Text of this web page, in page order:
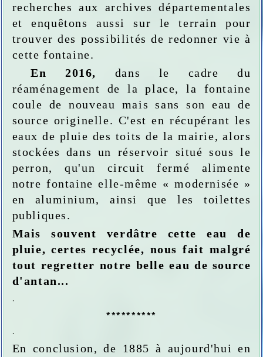
recherches aux archives départementales
et enquêtons aussi sur le terrain pour
trouver des possibilités de redonner vie à
cette fontaine.
En 2016, dans le cadre du
réaménagement de la place, la fontaine
coule de nouveau mais sans son eau de
source originelle. C'est en récupérant les
eaux de pluie des toits de la mairie, alors
stockées dans un réservoir situé sous le
perron, qu'un circuit fermé alimente
notre fontaine elle-même « modernisée »
en aluminium, ainsi que les toilettes
publiques.
Mais souvent verdâtre cette eau de
pluie, certes recyclée, nous fait malgré
tout regretter notre belle eau de source
d'antan...
.
**********
.
En conclusion, de 1885 à aujourd'hui en